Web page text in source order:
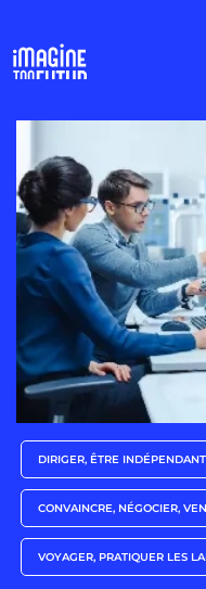
DIRIGER, ÊTRE INDÉPENDANT
CONVAINCRE, NÉGOCIER,
VOYAGER, PRATIQUER LES